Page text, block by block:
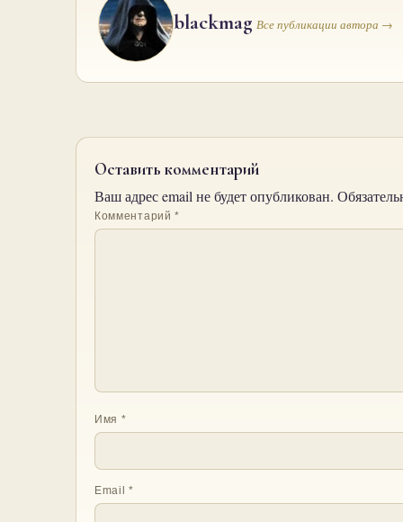
blackmag Все публикации автора →
Оставить комментарий
Ваш адрес email не будет опубликован.
Комментарий*
Имя *
Email*